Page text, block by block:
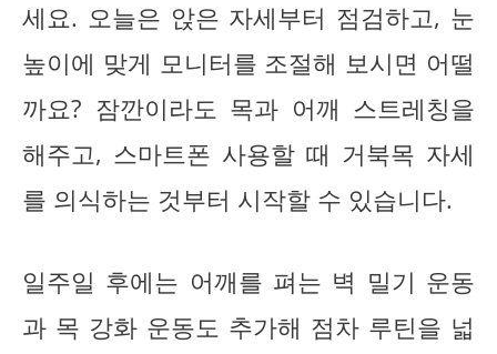
세요. 오늘은 앉은 자세부터 점검하고, 눈
높이에 맞게 모니터를 조절해 보시면 어떨
까요? 잠깐이라도 목과 어깨 스트레칭을
해주고, 스마트폰 사용할 때 거북목 자세
를 의식하는 것부터 시작할 수 있습니다.
일주일 후에는 어깨를 펴는 벽 밀기 운동
과 목 강화 운동도 추가해 점차 루틴을 넓